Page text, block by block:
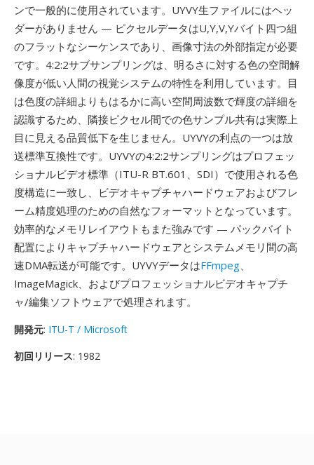
ンで一般的に使用されています。UYVY生ファイルにはヘッ
ダーがありません — ピクセルデータはU,Y,V,Yバイト四つ組
のフラットなシーケンスであり、画像寸法の外部指定が必要
です。4:2:2サブサンプリングは、明るさに対する色の空間解
像度が低い人間の視覚システムの特性を利用しています。目
は色度の詳細よりもはるかに高い空間周波数で輝度の詳細を
認識するため、隣接ピクセル間での色サンプル共有は実際上
目に見える品質低下を生じません。UYVYの利点の一つは放
送標準互換性です。UYVYの4:2:2サンプリングはプロフェッ
ショナルビデオ標準（ITU-R BT.601、SDI）で使用される色
度構造に一致し、ビデオキャプチャハードウェアおよびフレ
ーム精度処理のための自然なフォーマットとなっています。
効率的なメモリレイアウトもまた強みです — パックバイト
配置によりキャプチャハードウェアとシステムメモリ間の高
速DMA転送が可能です。UYVYデータはFFmpeg、
ImageMagick、およびプロフェッショナルビデオキャプチ
ャ/編集ソフトウェアで処理されます。
開発元: ITU-T / Microsoft
初回リリース: 1982